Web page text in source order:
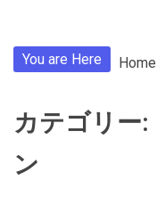
You are Here Home
カテゴリー:
ン